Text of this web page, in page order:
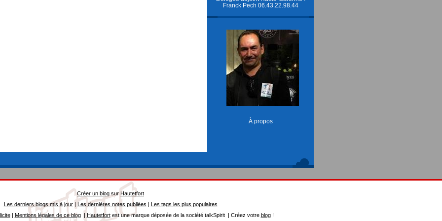
Franck Pech 06.43.22.98.44
À propos
Créer un blog surHautetfort
Les derniers blogs mis à jour| Les dernières notes publiées | Les tags les plus populaires
| Mentions légales de ce blog| Hautetfortest une marque déposée de la société talkSpirit | Créez votre blog!